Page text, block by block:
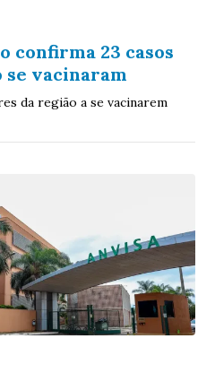
confirma 23 casos
se vacinaram
da região a se vacinarem